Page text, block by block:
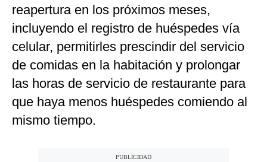
reapertura en los próximos meses,
incluyendo el registro de huéspedes vía
celular, permitirles prescindir del servicio
de comidas en la habitación y prolongar
las horas de servicio de restaurante para
que haya menos huéspedes comiendo al
mismo tiempo.